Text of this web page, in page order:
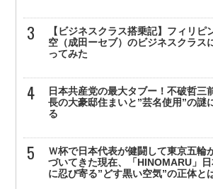
【ビジネスクラス搭乗記】フィリピ
空（成田ーセブ）のビジネスクラス
ってみた
日本共産党の最大タブー！不破哲三
長の大豪邸住まいと”芸名使用”の謎
る
Ｗ杯で日本代表が健闘して東京五輪
づいてきた現在、「HINOMARU」
に忍び寄る”どす黒い空気”の正体と